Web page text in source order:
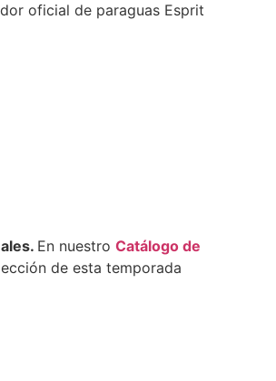
oficial de paraguas Esprit
En nuestro Catálogo de
de esta temporada